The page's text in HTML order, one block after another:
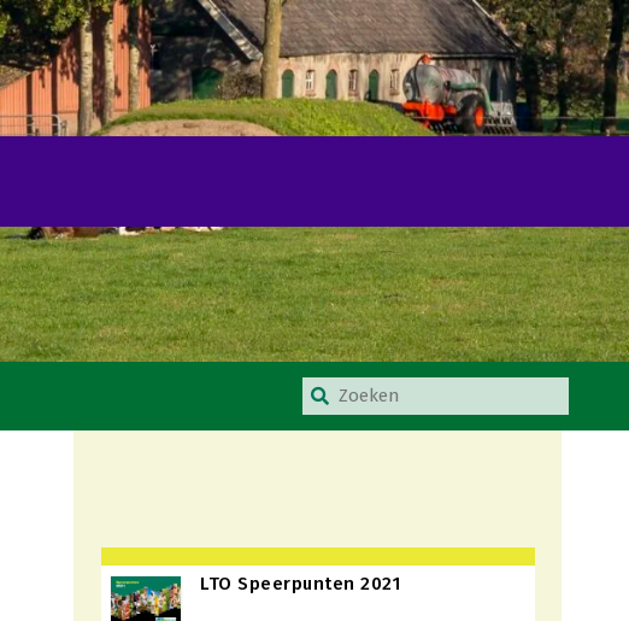
LTO Speerpunten 2021